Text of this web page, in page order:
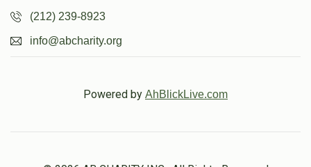
(212) 239-8923
info@abcharity.org
Powered by AhBlickLive.com